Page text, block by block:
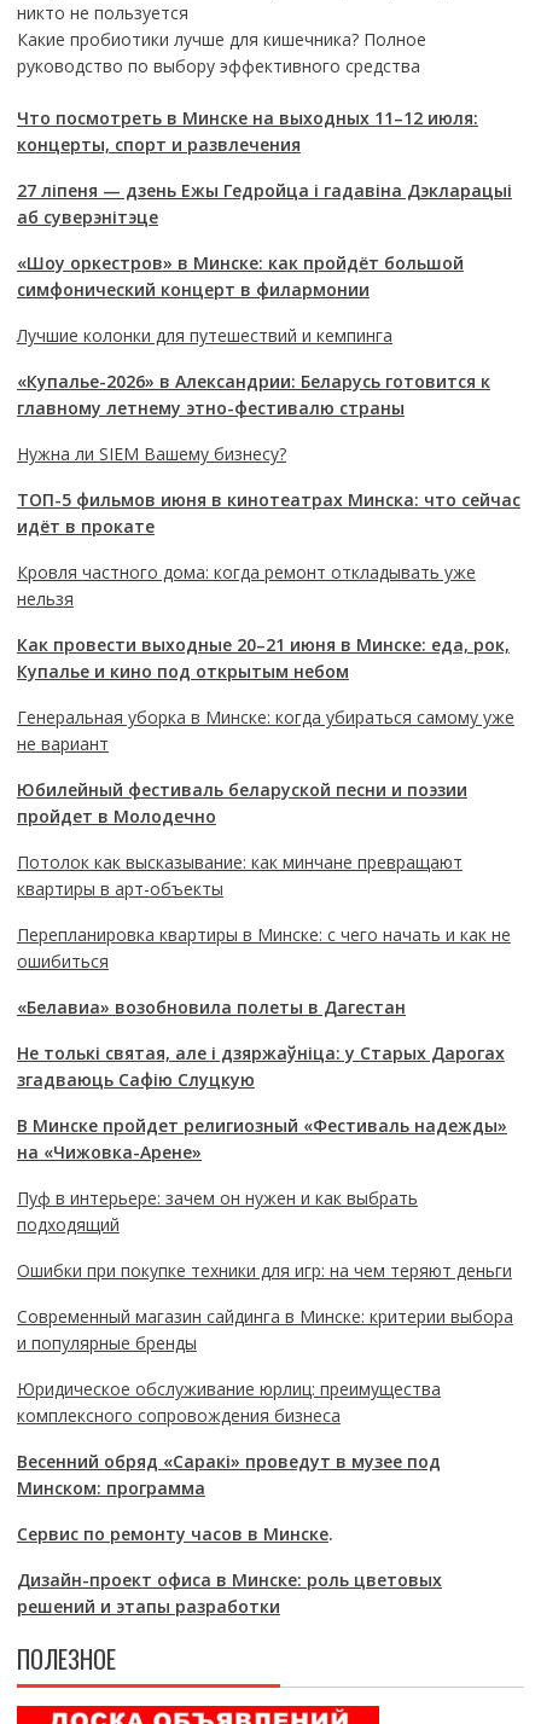
никто не пользуется
Какие пробиотики лучше для кишечника? Полное
руководство по выбору эффективного средства
Что посмотреть в Минске на выходных 11–12 июля:
концерты, спорт и развлечения
27 ліпеня — дзень Ежы Гедройца і гадавіна Дэкларацыі
аб суверэнітэце
«Шоу оркестров» в Минске: как пройдёт большой
симфонический концерт в филармонии
Лучшие колонки для путешествий и кемпинга
«Купалье-2026» в Александрии: Беларусь готовится к
главному летнему этно-фестивалю страны
Нужна ли SIEM Вашему бизнесу?
ТОП-5 фильмов июня в кинотеатрах Минска: что сейчас
идёт в прокате
Кровля частного дома: когда ремонт откладывать уже
нельзя
Как провести выходные 20–21 июня в Минске: еда, рок,
Купалье и кино под открытым небом
Генеральная уборка в Минске: когда убираться самому уже
не вариант
Юбилейный фестиваль беларуской песни и поэзии
пройдет в Молодечно
Потолок как высказывание: как минчане превращают
квартиры в арт-объекты
Перепланировка квартиры в Минске: с чего начать и как не
ошибиться
«Белавиа» возобновила полеты в Дагестан
Не толькі святая, але і дзяржаўніца: у Старых Дарогах
згадваюць Сафію Слуцкую
В Минске пройдет религиозный «Фестиваль надежды»
на «Чижовка-Арене»
Пуф в интерьере: зачем он нужен и как выбрать
подходящий
Ошибки при покупке техники для игр: на чем теряют деньги
Современный магазин сайдинга в Минске: критерии выбора
и популярные бренды
Юридическое обслуживание юрлиц: преимущества
комплексного сопровождения бизнеса
Весенний обряд «Саракі» проведут в музее под
Минском: программа
Сервис по ремонту часов в Минске.
Дизайн-проект офиса в Минске: роль цветовых
решений и этапы разработки
ПОЛЕЗНОЕ